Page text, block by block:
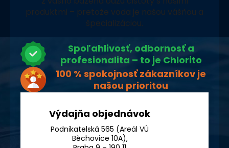
produktmi – pretože voda je našou vášňou a
špecializáciou.
Spoľahlivosť, odbornosť a
profesionalita – to je Chlorito
100 % spokojnosť zákazníkov je
našou prioritou
Výdajňa objednávok
Podnikatelská 565 (Areál VÚ
Běchovice 10A),